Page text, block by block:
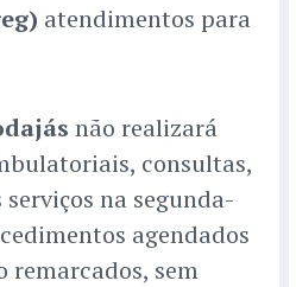
atendimentos para
não realizará
consultas,
serviços na segunda-
agendados
remarcados, sem